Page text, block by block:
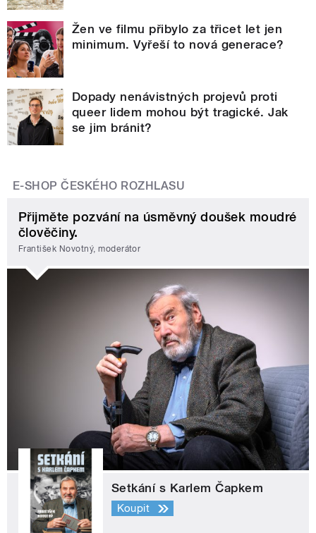
Žen ve filmu přibylo za třicet let jen
minimum. Vyřeší to nová generace?
Dopady nenávistných projevů proti
queer lidem mohou být tragické. Jak
se jim bránit?
E-SHOP ČESKÉHO ROZHLASU
Přijměte pozvání na úsměvný doušek moudré
člověčiny.
František Novotný, moderátor
Setkání s Karlem Čapkem
Koupit